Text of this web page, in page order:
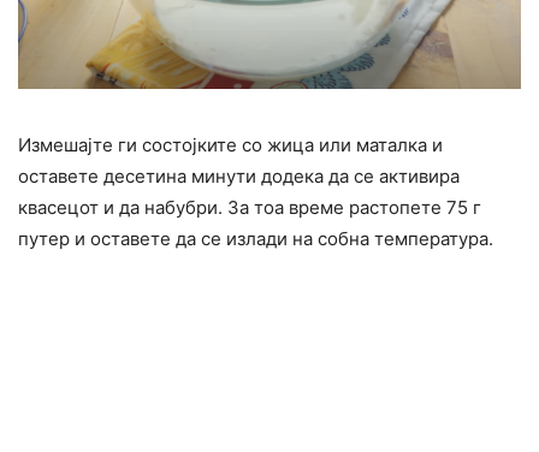
Измешајте ги состојките со жица или маталка и
оставете десетина минути додека да се активира
квасецот и да набубри. За тоа време растопете 75 г
путер и оставете да се излади на собна температура.